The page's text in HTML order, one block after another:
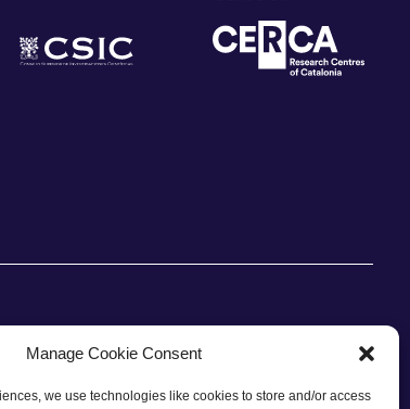
Manage Cookie Consent
we use technologies like cookies to store and/or access